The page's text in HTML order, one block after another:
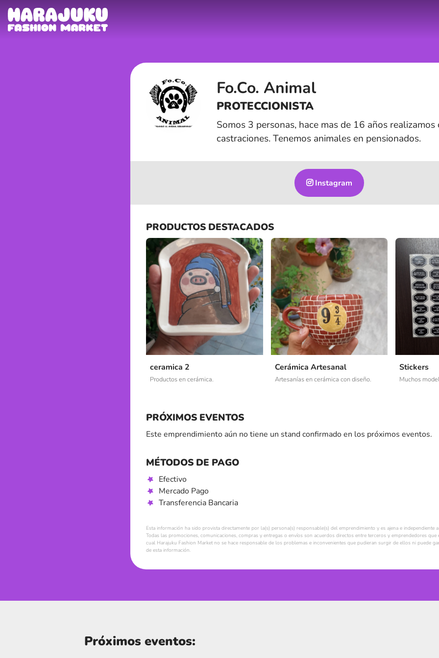
Fo.Co. Animal
PROTECCIONISTA
Somos 3 personas, hace mas de 16 años realizamos
castraciones. Tenemos animales en pensionados.
Instagram
PRODUCTOS DESTACADOS
ceramica 2
Productos en cerámica.
Cerámica Artesanal
Artesanías en cerámica con diseño.
Stickers
Muchos
PRÓXIMOS EVENTOS
Este emprendimiento aún no tiene un stand confirmado en los próximos eventos.
MÉTODOS DE PAGO
Efectivo
Mercado Pago
Transferencia Bancaria
Esta información ha sido provista directamente por la(s) persona(s) responsable(s) del emprendimiento y es ajena e independiente
Todas las promociones, comunicaciones, compras y entregas o envíos son acuerdos directos entre terceros y emprendedores
cual Harajuku Fashion Market no se hace responsable de los problemas e inconvenientes que pudieran surgir de ellos ni puede
de esta información.
Próximos eventos: